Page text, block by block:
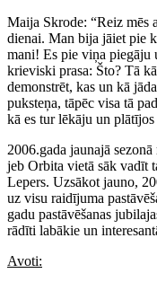
Maija Skrode: “Reiz mēs
dienai. Man bija jāiet pie
mani! Es pie viņa piegāju
krieviski prasa: Što? Tā
demonstrēt, kas un kā
puksteņa, tāpēc visa tā
kā es tur lēkāju un
2006.gada jaunajā
jeb Orbita vietā sāk vadīt
Lepers. Uzsākot jauno,
uz visu raidījuma
gadu pastāvēšanas
rādīti labākie un
Avoti: